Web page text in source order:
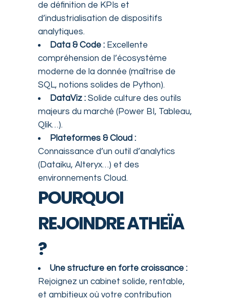
de définition de KPIs et
d’industrialisation de dispositifs
analytiques.
Data & Code : Excellente
compréhension de l’écosystème
moderne de la donnée (maîtrise de
SQL, notions solides de Python).
DataViz : Solide culture des outils
majeurs du marché (Power BI, Tableau,
Qlik…).
Plateformes & Cloud :
Connaissance d’un outil d’analytics
(Dataiku, Alteryx…) et des
environnements Cloud.
POURQUOI
REJOINDRE ATHEÏA
?
Une structure en forte croissance :
Rejoignez un cabinet solide, rentable,
et ambitieux où votre contribution